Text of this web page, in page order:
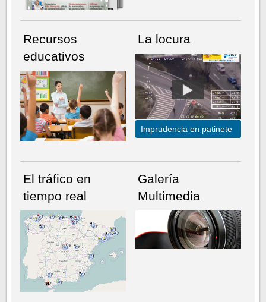
NÚMERO ACTUALHEMEROTECA
Recursos
educativos
La locura
Imprudencia en patinete
El tráfico en
tiempo real
Galería
Multimedia